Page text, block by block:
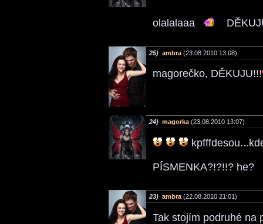
olalalaaa
25) ambra (23.08.2010 13:08)
magorečko, DĚKUJU!!!
24) magorka(23.08.2010 13:07)
PÍSMENKA?!?!!? he?
23) ambra(22.08.2010 21:01)
Tak stojím podruhé na